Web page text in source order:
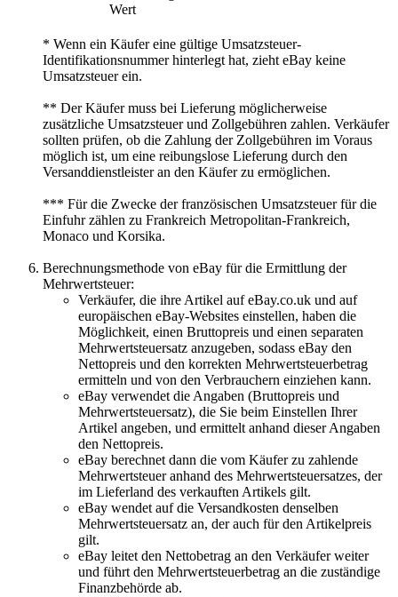
Wert
* Wenn ein Käufer eine gültige Umsatzsteuer-
Identifikationsnummer hinterlegt hat, zieht eBay keine
Umsatzsteuer ein.
** Der Käufer muss bei Lieferung möglicherweise
zusätzliche Umsatzsteuer und Zollgebühren zahlen. Verkäufer
sollten prüfen, ob die Zahlung der Zollgebühren im Voraus
möglich ist, um eine reibungslose Lieferung durch den
Versanddienstleister an den Käufer zu ermöglichen.
*** Für die Zwecke der französischen Umsatzsteuer für die
Einfuhr zählen zu Frankreich Metropolitan-Frankreich,
Monaco und Korsika.
Berechnungsmethode von eBay für die Ermittlung der
Mehrwertsteuer:
Verkäufer, die ihre Artikel auf eBay.co.uk und auf
europäischen eBay-Websites einstellen, haben die
Möglichkeit, einen Bruttopreis und einen separaten
Mehrwertsteuersatz anzugeben, sodass eBay den
Nettopreis und den korrekten Mehrwertsteuerbetrag
ermitteln und von den Verbrauchern einziehen kann.
eBay verwendet die Angaben (Bruttopreis und
Mehrwertsteuersatz), die Sie beim Einstellen Ihrer
Artikel angeben, und ermittelt anhand dieser Angaben
den Nettopreis.
eBay berechnet dann die vom Käufer zu zahlende
Mehrwertsteuer anhand des Mehrwertsteuersatzes, der
im Lieferland des verkauften Artikels gilt.
eBay wendet auf die Versandkosten denselben
Mehrwertsteuersatz an, der auch für den Artikelpreis
gilt.
eBay leitet den Nettobetrag an den Verkäufer weiter
und führt den Mehrwertsteuerbetrag an die zuständige
Finanzbehörde ab.